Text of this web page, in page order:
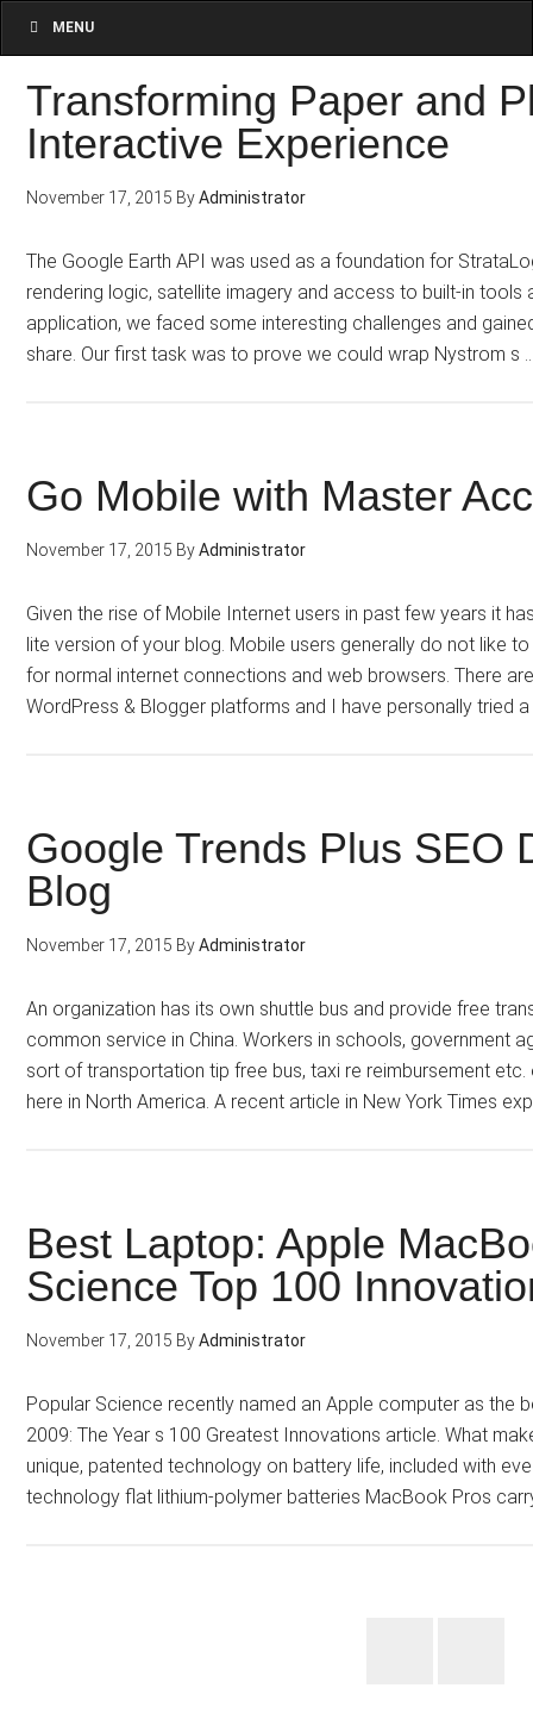
MENU
Transforming Paper and
Interactive Experience
November 17, 2015 ByAdministrator
The Google Earth API was used as a foundation for
rendering logic, satellite imagery and access to built-in
application, we faced some interesting challenges and
share. Our first task was to prove we could wrap Nystrom s
Go Mobile with Master
November 17, 2015 ByAdministrator
Given the rise of Mobile Internet users in past few years it
lite version of your blog. Mobile users generally do not like
for normal internet connections and web browsers. There
WordPress & Blogger platforms and I have personally tried
Google Trends Plus SEO
Blog
November 17, 2015 ByAdministrator
An organization has its own shuttle bus and provide free
common service in China. Workers in schools, government
sort of transportation tip free bus, taxi re reimbursement
here in North America. A recent article in New York Times
Best Laptop: Apple
Science Top 100
November 17, 2015 ByAdministrator
Popular Science recently named an Apple computer as the
2009: The Year s 100 Greatest Innovations article. What
unique, patented technology on battery life, included with
technology flat lithium-polymer batteries MacBook Pros